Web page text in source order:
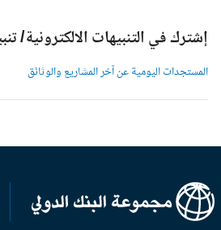
إشترك في التنبيهات الالكترونية/
المستجدات اليومية عن آخر المشاريع والوثائق